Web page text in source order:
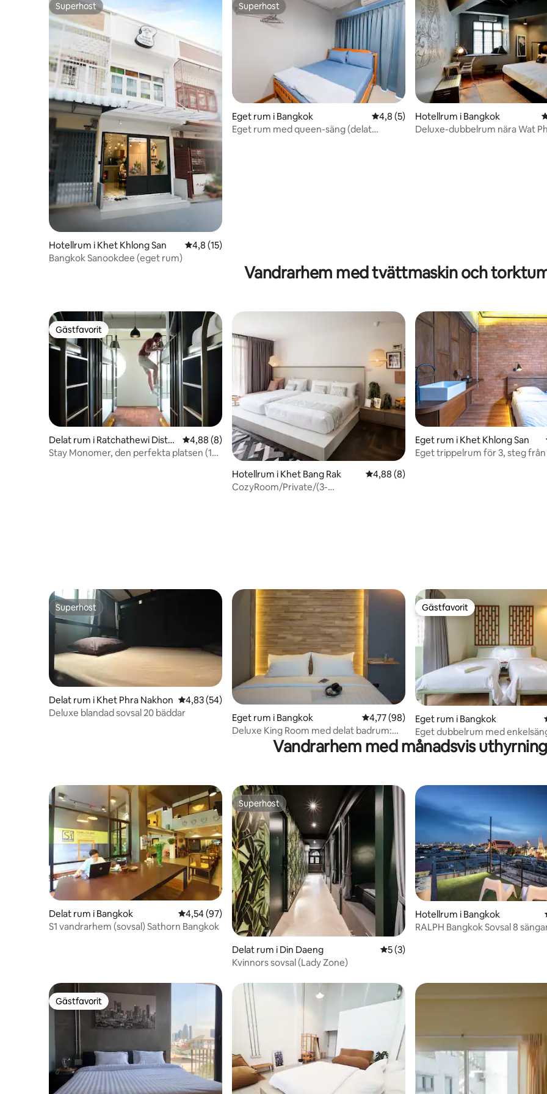
Superhost
Superhost
Hotellrum i Khet Khlong San 4,8 av 5 i genomsnittligt betyg, 15 omdömen
4,8 (15)
ฺBangkok Sanookdee (eget rum)
Superhost
Superhost
Eget rum i Bangkok 4,8 av 5 i genomsnittligt betyg, 5
4,8 (5)
Eget rum med queen-säng (delat
Hotellrum i Bangkok
Deluxe-dubbelrum nära Wat
Vandrarhem med tvättmaskin och
Gästfavorit
Gästfavorit
Delat rum i Ratchathewi Distri
ct
4,88 av 5 i genomsnittligt betyg, 8 omdömen
4,88 (8)
Stay Monomer, den perfekta platsen (12
Hotellrum i Khet Bang Rak
4,88 av 5 i genomsnittligt betyg, 8
4,88 (8)
CozyRoom/Private/(3-
Eget rum i Khet Khlong San
Eget trippelrum för 3, steg från
Superhost
Superhost
Delat rum i Khet Phra Nakhon 4,83 av 5 i genomsnittligt betyg, 54 omdömen
4,83 (54)
Deluxe blandad sovsal 20 bäddar
Eget rum i Bangkok 4,77 av 5 i genomsnittligt betyg, 98
4,77 (98)
Deluxe King Room med delat badrum:
Timberhostel
Gästfavorit
Gästfavorit
Eget rum i Bangkok
Eget dubbelrum med
Ratchada/Ensuite/WiFi
Vandrarhem med månadsvis uthyrning
Delat rum i Bangkok 4,54 av 5 i genomsnittligt betyg, 97 omdömen
4,54 (97)
S1 vandrarhem (sovsal) Sathorn Bangkok
Superhost
Superhost
Delat rum i Din Daeng 5 av 5 i genomsnittligt betyg, 3
5 (3)
Kvinnors sovsal (Lady Zone)
Hotellrum i Bangkok
RALPH Bangkok Sovsal 8
Gästfavorit
Gästfavorit